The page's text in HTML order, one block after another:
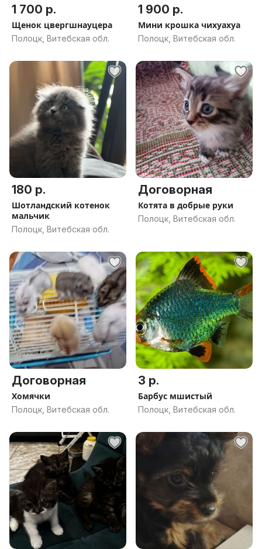
1 700 р.
Щенок цвергшнауцера
Полоцк, Витебская обл.
1 900 р.
Мини крошка чихуахуа
Полоцк, Витебская обл.
180 р.
Шотландский котенок
мальчик
Полоцк, Витебская обл.
Договорная
Котята в добрые руки
Полоцк, Витебская обл.
Договорная
Хомячки
Полоцк, Витебская обл.
3 р.
Барбус мшистый
Полоцк, Витебская обл.